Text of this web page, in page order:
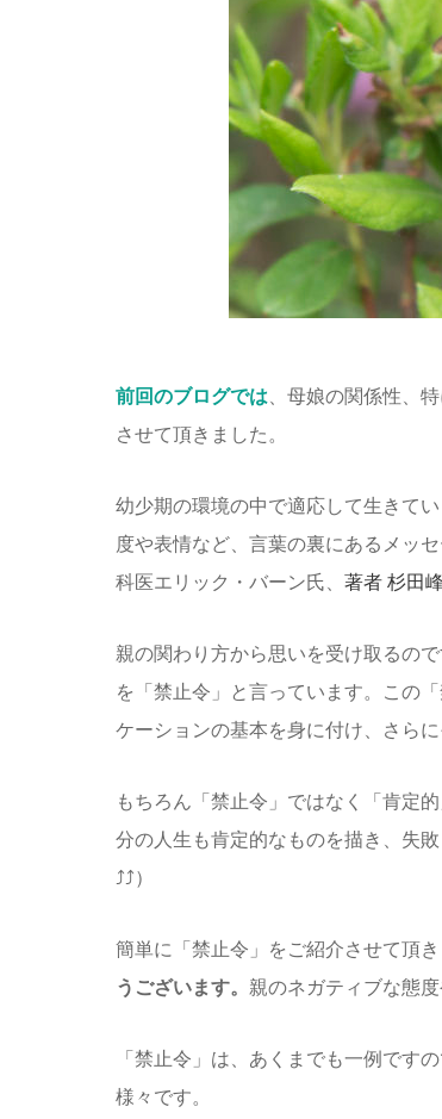
前回のブログでは 、母娘の関係性、
させて頂きました。
幼少期の環境の中で適応して生きて
度や表情など、言葉の裏にあるメッ
科医エリック・バーン氏、 著者 杉田
親の関わり方から思いを受け取るの
を「禁止令」と言っています。この
ケーションの基本を身に付け、さら
もちろん「禁止令」ではなく「肯定
分の人生も肯定的なものを描き、失
⤴⤴）
簡単に「禁止令」をご紹介させて頂
うございます。 親のネガティブな態
「禁止令」は、あくまでも一例です
様々です。